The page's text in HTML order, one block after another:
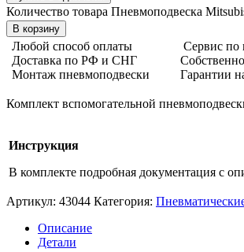
Количество товара Пневмоподвеска
В корзину
Любой способ оплаты
Доставка по РФ и СНГ
Монтаж пневмоподвески
Сервис по
Гарантии
Комплект вспомогательной
Инструкция
В комплекте подробная документация с
Артикул: 43044 Категория:
Описание
Детали